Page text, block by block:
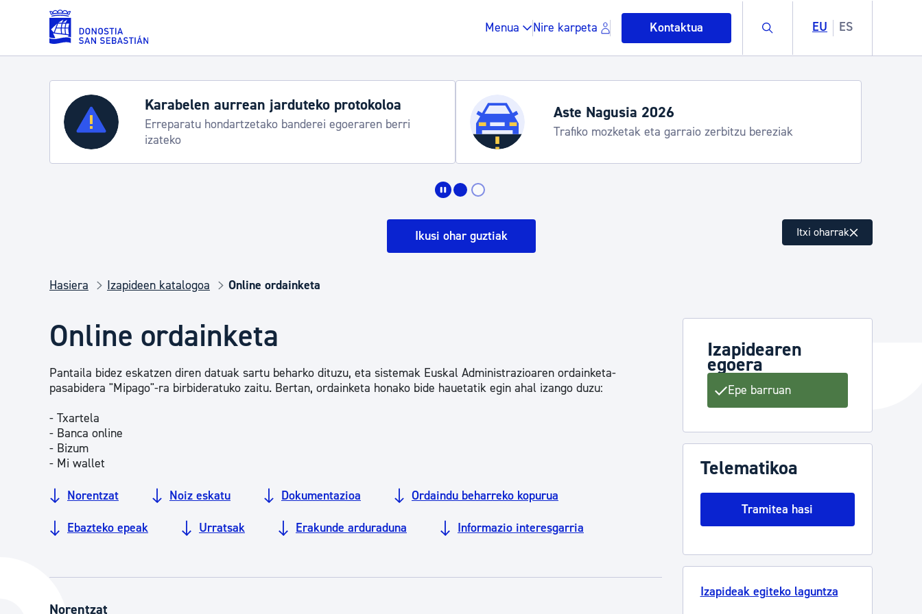
Eduki nagusira joan
Menua Nire karpeta Kontaktua Buscar EU ES
Zerbitzuak
Errolda eta gai pertsonalak
Gune publikoa, hondakinak eta ingurumena
Herritarren partaidetza eta elkartegintza
Kirola
Karabelen aurrean jarduteko protokoloa
Erreparatu hondartzetako banderei egoeraren berri
izateko
Aste Nagusia 2026
Trafiko mozketak eta garraio zerbitzu bereziak
Ikusi ohar guztiak Itxi oharrak
Hasiera Izapideen katalogoa Online ordainketa
Online ordainketa
Pantaila bidez eskatzen diren datuak sartu beharko dituzu, eta sistemak Euskal Administrazioaren ordainketa-
pasabidera "Mipago"-ra birbideratuko zaitu. Bertan, ordainketa honako bide hauetatik egin ahal izango duzu:
- Txartela
- Banca online
- Bizum
- Mi wallet
Norentzat Noiz eskatu Dokumentazioa Ordaindu beharreko kopurua
Ebazteko epeak Urratsak Erakunde arduraduna Informazio interesgarria
Norentzat
Izapidearen
egoera
Epe barruan
Telematikoa
Tramitea hasi
Izapideak egiteko laguntza